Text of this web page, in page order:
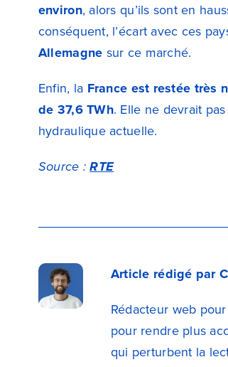
environ, alors qu’ils sont en
conséquent, l’écart avec ces
Allemagne sur ce marché.
Enfin, la France est restée très
de 37,6 TWh. Elle ne devrait
hydraulique actuelle.
Source :RTE
Article rédigé par
Rédacteur web
pour rendre plus
qui perturbent la